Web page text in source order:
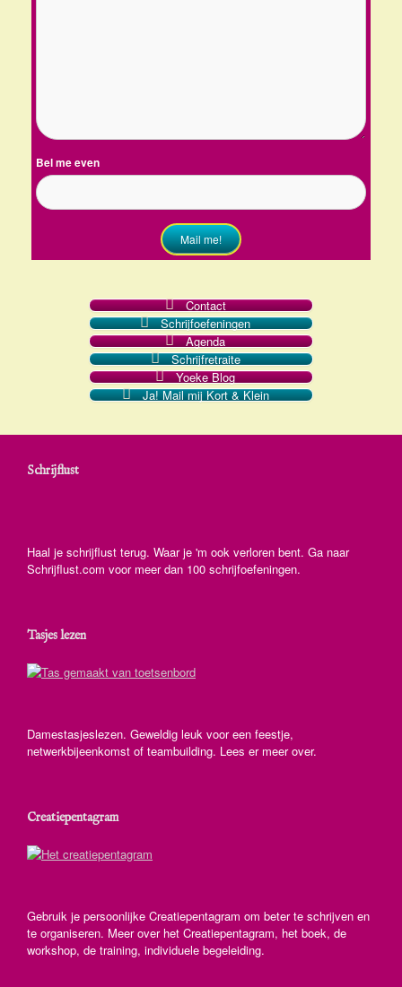
Bel me even
Mail me!
Contact
Schrijfoefeningen
Agenda
Schrijfretraite
Yoeke Blog
Ja! Mail mij Kort & Klein
Schrijflust
Haal je schrijflust terug. Waar je 'm ook verloren bent. Ga naar
Schrijflust.com voor meer dan 100 schrijfoefeningen.
Tasjes lezen
Damestasjeslezen. Geweldig leuk voor een feestje,
netwerkbijeenkomst of teambuilding. Lees er meer over.
Creatiepentagram
Gebruik je persoonlijke Creatiepentagram om beter te schrijven en
te organiseren. Meer over het Creatiepentagram, het boek, de
workshop, de training, individuele begeleiding.